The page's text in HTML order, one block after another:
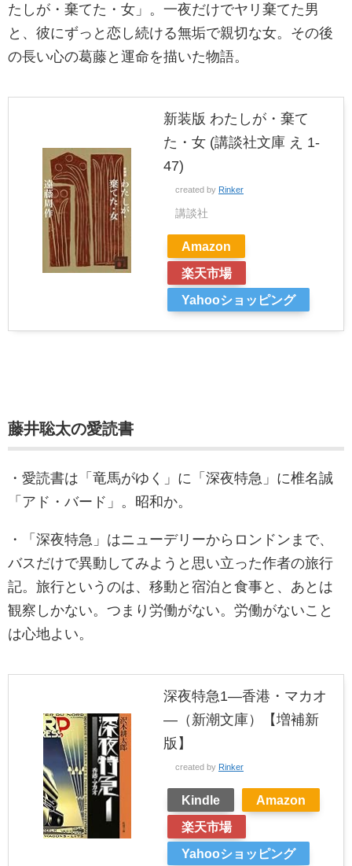
たしが・棄てた・女」。一夜だけでヤリ棄てた男
と、彼にずっと恋し続ける無垢で親切な女。その後
の長い心の葛藤と運命を描いた物語。
新装版 わたしが・棄て
た・女 (講談社文庫 え 1-
47)
created by Rinker
講談社
Amazon
楽天市場
Yahooショッピング
藤井聡太の愛読書
・愛読書は「竜馬がゆく」に「深夜特急」に椎名誠
「アド・バード」。昭和か。
・「深夜特急」はニューデリーからロンドンまで、
バスだけで異動してみようと思い立った作者の旅行
記。旅行というのは、移動と宿泊と食事と、あとは
観察しかない。つまり労働がない。労働がないこと
は心地よい。
深夜特急1―香港・マカオ
―（新潮文庫）【増補新
版】
created by Rinker
Kindle
Amazon
楽天市場
Yahooショッピング